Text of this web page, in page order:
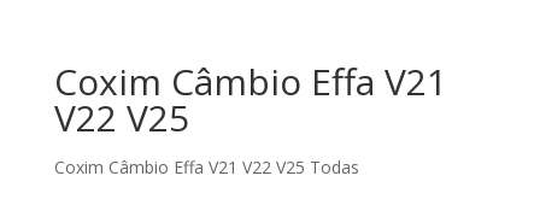
Coxim Câmbio Effa V21
V22 V25
Coxim Câmbio Effa V21 V22 V25 Todas